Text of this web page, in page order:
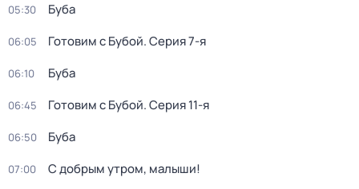
05:30 Буба
06:05 Готовим с Бубой. Серия 7-я
06:10 Буба
06:45 Готовим с Бубой. Серия 11-я
06:50 Буба
07:00 С добрым утром, малыши!